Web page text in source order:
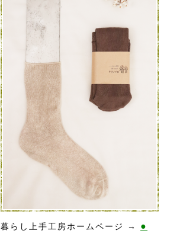
暮らし上手工房ホームページ → ●